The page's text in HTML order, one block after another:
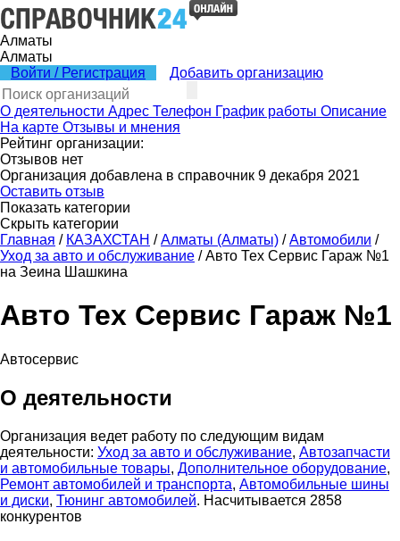
Алматы
Алматы
Войти / Регистрация
Добавить организацию
О деятельности Адрес Телефон График работы Описание
На карте Отзывы и мнения
Рейтинг организации:
Отзывов нет
Организация добавлена в справочник 9 декабря 2021
Оставить отзыв
Показать категории
Скрыть категории
Главная / КАЗАХСТАН / Алматы (Алматы) / Автомобили /
Уход за авто и обслуживание / Авто Тех Сервис Гараж №1
на Зеина Шашкина
Авто Тех Сервис Гараж №1
Автосервис
О деятельности
Организация ведет работу по следующим видам
деятельности: Уход за авто и обслуживание, Автозапчасти
и автомобильные товары, Дополнительное оборудование,
Ремонт автомобилей и транспорта, Автомобильные шины
и диски, Тюнинг автомобилей. Насчитывается 2858
конкурентов